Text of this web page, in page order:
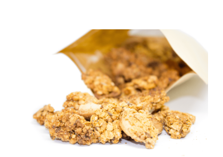
Click and collect